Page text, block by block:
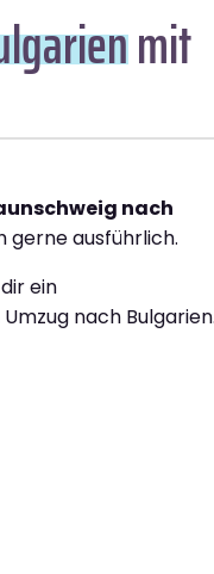
mit
nach
gerne ausführlich.
ein
nach Bulgarien.